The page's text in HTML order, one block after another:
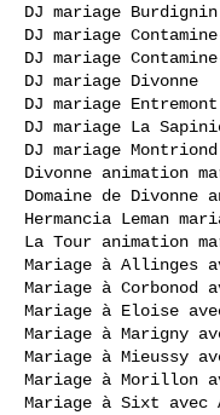
DJ mariage Burdignin
DJ mariage
DJ mariage
DJ mariage Divonne
DJ mariage Entremont
DJ mariage La
DJ mariage Montriond
Divonne animation
Hermancia Leman
La Tour animation